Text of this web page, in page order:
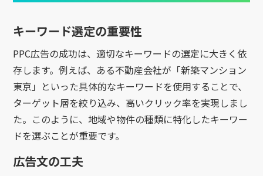
キーワード選定の重要性
PPC広告の成功は、適切なキーワードの選定に大きく依
存します。例えば、ある不動産会社が「新築マンション
東京」といった具体的なキーワードを使用することで、
ターゲット層を絞り込み、高いクリック率を実現しまし
た。このように、地域や物件の種類に特化したキーワー
ドを選ぶことが重要です。
広告文の工夫